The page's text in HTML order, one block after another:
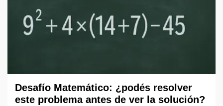
Desafío Matemático: ¿podés resolver
este problema antes de ver la solución?